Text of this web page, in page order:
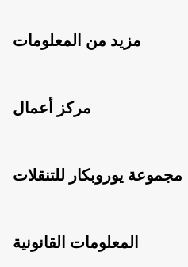
مزيد من المعلومات
مركز أعمال
مجموعة يوروبكار للتنقلات
المعلومات القانونية